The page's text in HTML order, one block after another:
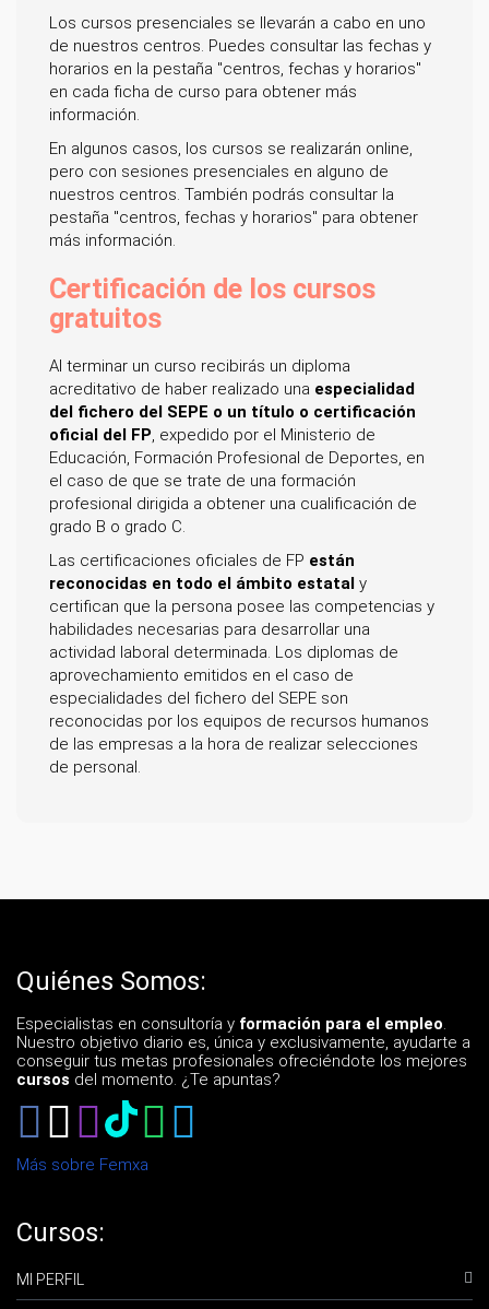
Los cursos presenciales se llevarán a cabo en uno
de nuestros centros. Puedes consultar las fechas y
horarios en la pestaña "centros, fechas y horarios"
en cada ficha de curso para obtener más
información.
En algunos casos, los cursos se realizarán online,
pero con sesiones presenciales en alguno de
nuestros centros. También podrás consultar la
pestaña "centros, fechas y horarios" para obtener
más información.
Certificación de los cursos
gratuitos
Al terminar un curso recibirás un diploma
acreditativo de haber realizado una especialidad
del fichero del SEPE o un título o certificación
oficial del FP, expedido por el Ministerio de
Educación, Formación Profesional de Deportes, en
el caso de que se trate de una formación
profesional dirigida a obtener una cualificación de
grado B o grado C.
Las certificaciones oficiales de FP están
reconocidas en todo el ámbito estatal y
certifican que la persona posee las competencias y
habilidades necesarias para desarrollar una
actividad laboral determinada. Los diplomas de
aprovechamiento emitidos en el caso de
especialidades del fichero del SEPE son
reconocidas por los equipos de recursos humanos
de las empresas a la hora de realizar selecciones
de personal.
Quiénes Somos:
Especialistas en consultoría y formación para el empleo.
Nuestro objetivo diario es, única y exclusivamente, ayudarte a
conseguir tus metas profesionales ofreciéndote los mejores
cursos del momento. ¿Te apuntas?
Más sobre Femxa
Cursos:
MI PERFIL